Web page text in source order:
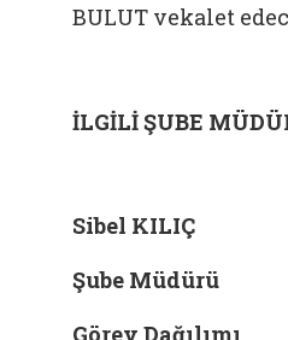
BULUT vekalet
İLGİLİ ŞUBE
Sibel KILIÇ
Şube Müdürü
Görev Dağılımı